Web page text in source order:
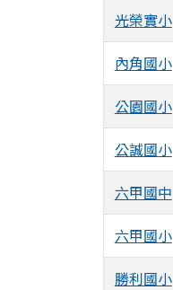
光榮實小
內角國小
公園國小
公誠國小
六甲國中
六甲國小
勝利國小